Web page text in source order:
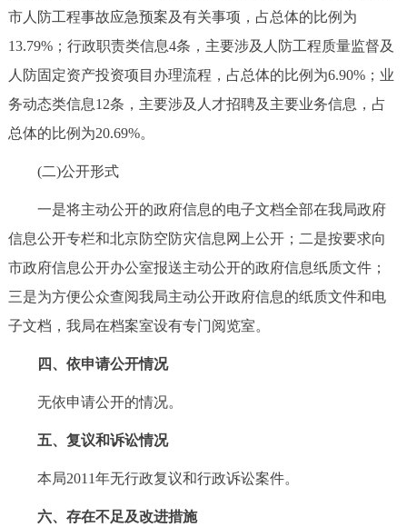
市人防工程事故应急预案及有关事项，占总体的比例为
13.79%；行政职责类信息4条，主要涉及人防工程质量监督及
人防固定资产投资项目办理流程，占总体的比例为6.90%；业
务动态类信息12条，主要涉及人才招聘及主要业务信息，占
总体的比例为20.69%。
(二)公开形式
一是将主动公开的政府信息的电子文档全部在我局政府
信息公开专栏和北京防空防灾信息网上公开；二是按要求向
市政府信息公开办公室报送主动公开的政府信息纸质文件；
三是为方便公众查阅我局主动公开政府信息的纸质文件和电
子文档，我局在档案室设有专门阅览室。
四、依申请公开情况
无依申请公开的情况。
五、复议和诉讼情况
本局2011年无行政复议和行政诉讼案件。
六、存在不足及改进措施